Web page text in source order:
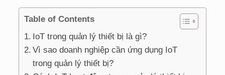
Table of Contents
IoT trong quản lý thiết bị là gì?
Vì sao doanh nghiệp cần ứng dụng IoT
trong quản lý thiết bị?